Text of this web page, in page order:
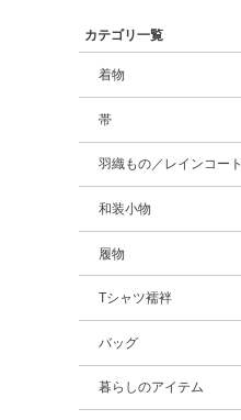
カテゴリ一覧
着物
帯
羽織もの／レインコート
和装小物
履物
Tシャツ襦袢
バッグ
暮らしのアイテム